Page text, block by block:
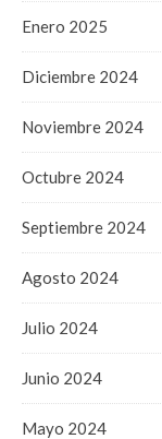
Enero 2025
Diciembre 2024
Noviembre 2024
Octubre 2024
Septiembre 2024
Agosto 2024
Julio 2024
Junio 2024
Mayo 2024